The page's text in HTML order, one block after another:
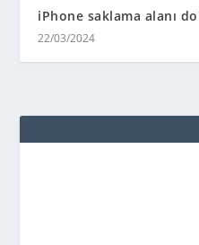
iPhone saklama alanı
22/03/2024